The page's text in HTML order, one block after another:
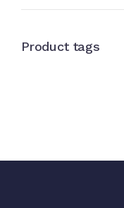
Product tags